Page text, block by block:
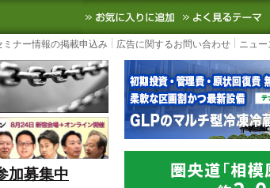
イト
SCMなど国内外の最新の物流ニュースをお届
お気に入りに追
ミナー情報の掲載申込み 広告に関するお問い合わせ ニュー
加募集中